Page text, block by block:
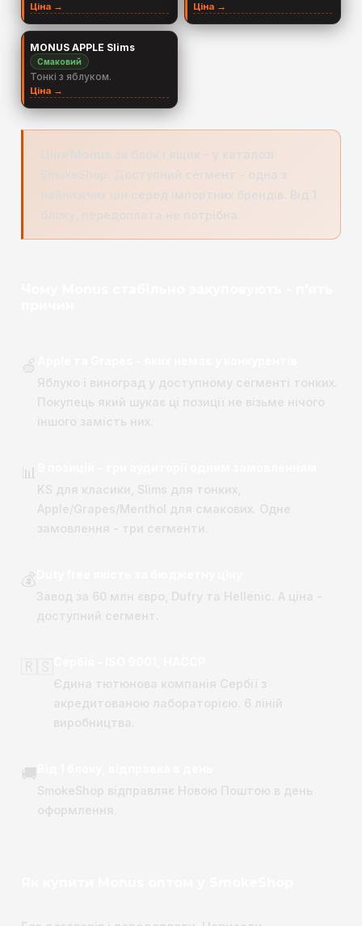
Ціна → Ціна →
MONUS APPLE Slims
Смаковий
Тонкі з яблуком.
Ціна →
SmokeShop. Доступний сегмент - одна з
найнижчих цін серед імпортних брендів. Від 1
блоку, передоплата не потрібна.
🍏
Яблуко і виноград у доступному сегменті тонких.
Покупець який шукає ці позиції не візьме нічого
іншого замість них.
📊
KS для класики, Slims для тонких,
Apple/Grapes/Menthol для смакових. Одне
замовлення - три сегменти.
💰
Завод за 60 млн євро, Dufry та Hellenic. А ціна -
доступний сегмент.
🇷🇸
Єдина тютюнова компанія Сербії з
акредитованою лабораторією. 6 ліній
виробництва.
🚚
SmokeShop відправляє Новою Поштою в день
оформлення.